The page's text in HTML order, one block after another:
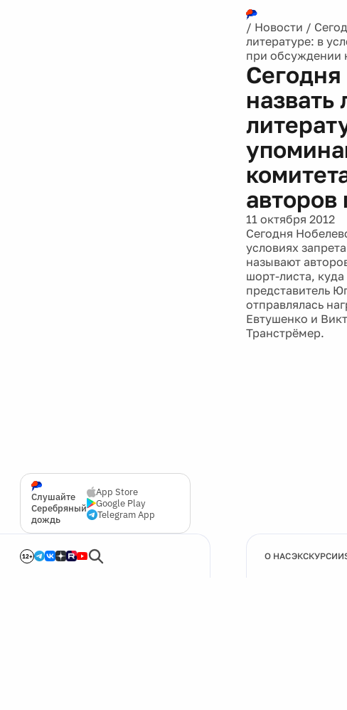
Слушайте
Серебряный
дождь
App Store
Google Play
Telegram App
12+
/ Новости /
литературе: в
при обсуждении
назвать
11 октября 2012
Сегодня
условиях
называют
шорт-листа,
представитель
отправлялась
Евтушенко и
Транстрёмер.
О НАСЭКСКУРСИИ